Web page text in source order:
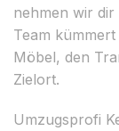
nehmen wir
Team
Möbel, den
Zielort.
Umzugsprofi